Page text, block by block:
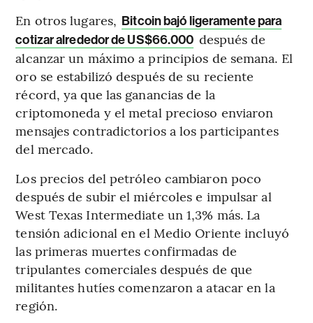
En otros lugares, Bitcoin bajó ligeramente para
cotizar alrededor de US$66.000 después de
alcanzar un máximo a principios de semana. El
oro se estabilizó después de su reciente
récord, ya que las ganancias de la
criptomoneda y el metal precioso enviaron
mensajes contradictorios a los participantes
del mercado.
Los precios del petróleo cambiaron poco
después de subir el miércoles e impulsar al
West Texas Intermediate un 1,3% más. La
tensión adicional en el Medio Oriente incluyó
las primeras muertes confirmadas de
tripulantes comerciales después de que
militantes hutíes comenzaron a atacar en la
región.